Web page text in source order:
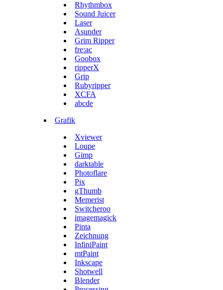
Rhythmbox
Sound Juicer
Laser
Asunder
Grim Ripper
fre:ac
Goobox
ripperX
Grip
Rubyripper
XCFA
abcde
Grafik
Xviewer
Loupe
Gimp
darktable
Photoflare
Pix
gThumb
Memerist
Switcheroo
imagemagick
Pinta
Zeichnung
InfiniPaint
mtPaint
Inkscape
Shotwell
Blender